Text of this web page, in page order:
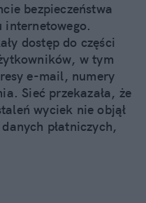
bezpieczeństwa
internetowego.
dostęp do części
w tym
e-mail, numery
Sieć przekazała, że
wyciek nie objął
płatniczych,
podejrzanych